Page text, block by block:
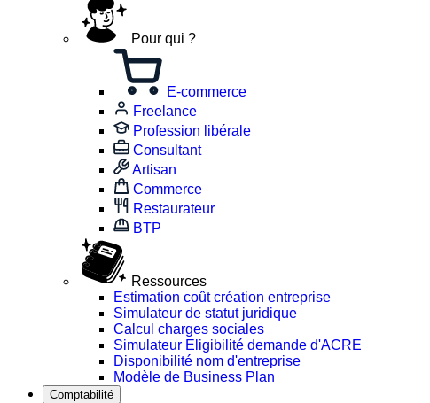
Pour qui ?
E-commerce
Freelance
Profession libérale
Consultant
Artisan
Commerce
Restaurateur
BTP
Ressources
Estimation coût création entreprise
Simulateur de statut juridique
Calcul charges sociales
Simulateur Eligibilité demande d'ACRE
Disponibilité nom d'entreprise
Modèle de Business Plan
Comptabilité